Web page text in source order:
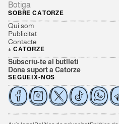
Botiga
SOBRE CATORZE
Qui som
Publicitat
Contacte
+ CATORZE
Subscriu-te al butlletí
Dona suport a Catorze
SEGUEIX-NOS